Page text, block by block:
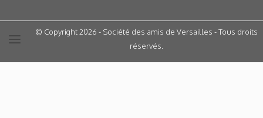
© Copyright 2026 - Société des amis de Versailles - Tous droits
réservés.